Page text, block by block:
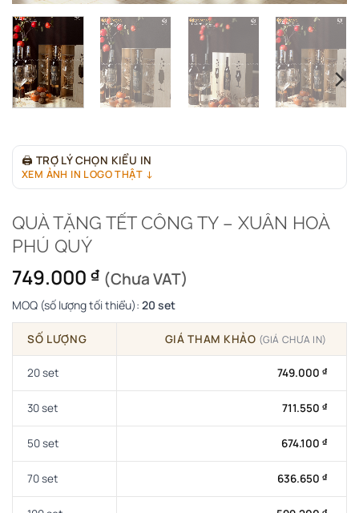
🖨 TRỢ LÝ CHỌN KIỂU IN
XEM ẢNH IN LOGO THẬT ↓
QUÀ TẶNG TẾT CÔNG TY – XUÂN HOÀ
PHÚ QUÝ
749.000 ₫ (Chưa VAT)
MOQ (số lượng tối thiểu): 20 set
SỐ LƯỢNG GIÁ THAM KHẢO (GIÁ CHƯA IN)
20 set 749.000 ₫
30 set 711.550 ₫
50 set 674.100 ₫
70 set 636.650 ₫